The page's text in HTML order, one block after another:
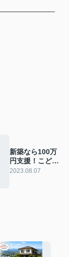
新築なら100万
円支援！こども
エコすまい支援
2023.08.07